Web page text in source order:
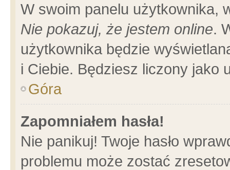
W swoim panelu użytkownika,
Nie pokazuj, że jestem online.
użytkownika będzie
i Ciebie. Będziesz liczony jako
Góra
Zapomniałem hasła!
Nie panikuj! Twoje hasło
problemu może zostać